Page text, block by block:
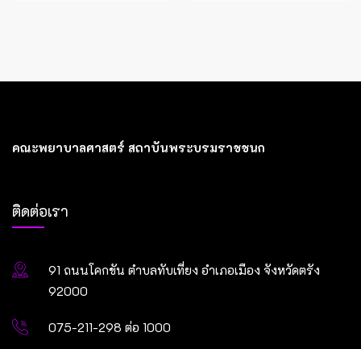
คณะพยาบาลศาสตร์ สถาบันพระบรมราชชนก
ติดต่อเรา
91 ถนนโคกขัน ตำบลทับเที่ยง อำเภอเมือง จังหวัดตรัง
92000
075-211-298 ต่อ 1000